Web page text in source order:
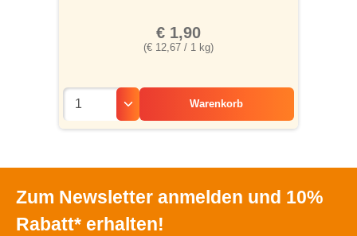
(€ 12,67 / 1 kg)
€ 1,90
Warenkorb
Zum Newsletter anmelden und 10%
Rabatt* erhalten!